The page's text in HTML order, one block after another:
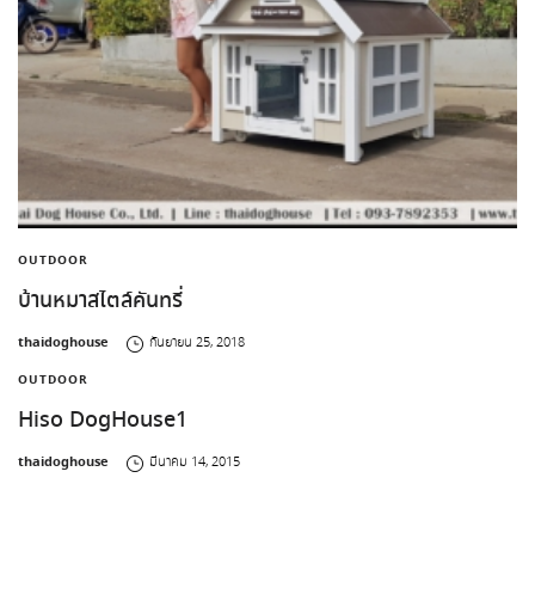
OUTDOOR
บ้านหมาสไตล์คันทรี่
by
thaidoghouse กันยายน 25, 2018
OUTDOOR
Hiso DogHouse1
by
thaidoghouse มีนาคม 14, 2015